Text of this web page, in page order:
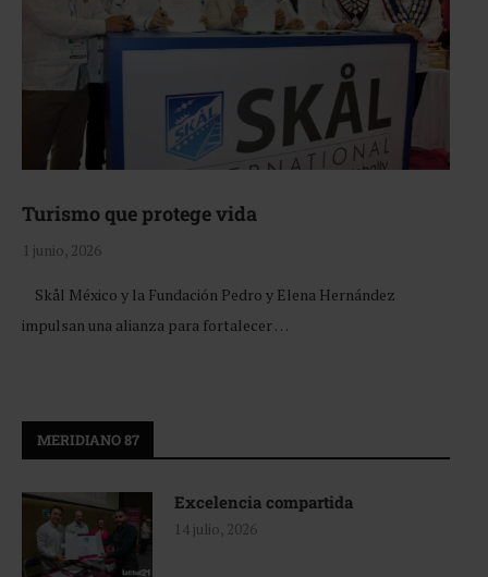
Turismo que protege vida
1 junio, 2026
Skål México y la Fundación Pedro y Elena Hernández
impulsan una alianza para fortalecer …
MERIDIANO 87
Excelencia compartida
14 julio, 2026